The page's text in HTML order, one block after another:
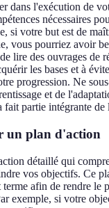
dans l'exécution de
nécessaires
si votre but est de
vous pourriez avoir
lire des ouvrages de
les bases et à
progression. Ne
et de
partie intégrante de
un plan d'action
détaillé qui
vos objectifs. Ce
afin de rendre le
exemple, si votre